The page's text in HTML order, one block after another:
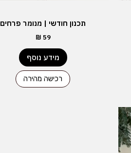
תכנון חודשי | מנומר פרחים
₪ 59
מידע נוסף
רכישה מהירה